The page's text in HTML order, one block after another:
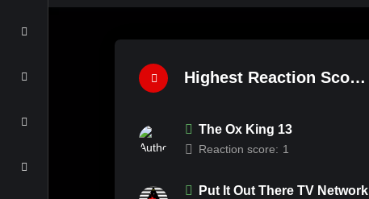
Highest Reaction Score
The Ox King 13
Reaction score: 1
Put It Out There TV Network